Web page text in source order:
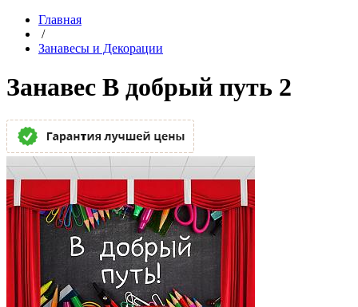
Главная
/
Занавесы и Декорации
Занавес В добрый путь 2